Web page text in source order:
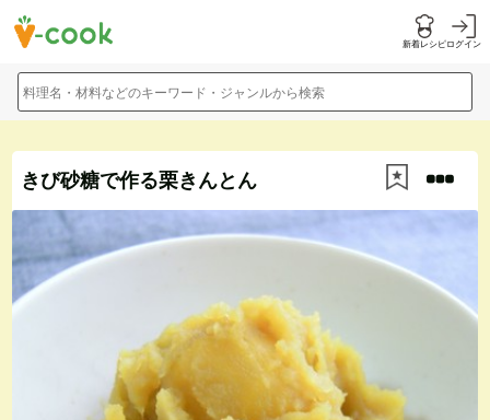
新着レシピログイン
料理名・材料などのキーワード・ジャンルから検索
きび砂糖で作る栗きんとん